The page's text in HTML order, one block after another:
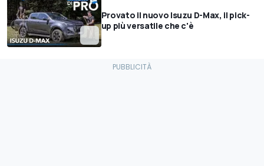
Provato il nuovo Isuzu D-Max, il pick-
up più versatile che c'è